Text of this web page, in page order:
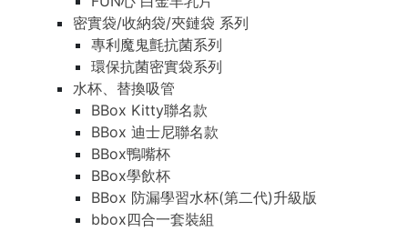
密實袋/收納袋/夾鏈袋 系列
專利魔鬼氈抗菌系列
環保抗菌密實袋系列
水杯、替換吸管
BBox Kitty聯名款
BBox 迪士尼聯名款
BBox鴨嘴杯
BBox學飲杯
BBox 防漏學習水杯(第二代)升級版
bbox四合一套裝組